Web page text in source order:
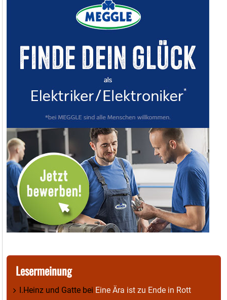
Lesermeinung
I.Heinz und Gatte bei Eine Ära ist zu Ende in Rott